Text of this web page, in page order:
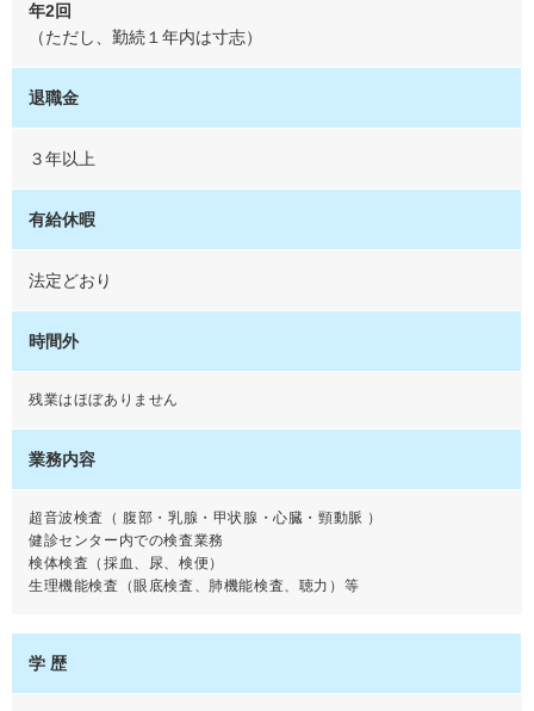
年2回
（ただし、勤続１年内は寸志）
退職金
３年以上
有給休暇
法定どおり
時間外
残業はほぼありません
業務内容
超音波検査（ 腹部・乳腺・甲状腺・心臓・頸動脈 ）
健診センター内での検査業務
検体検査（採血、尿、検便）
生理機能検査（眼底検査、肺機能検査、聴力）等
学 歴